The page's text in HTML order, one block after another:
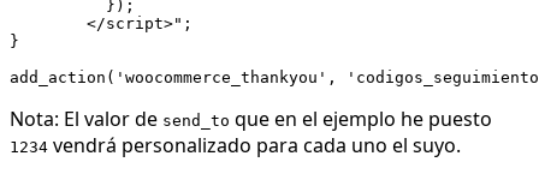
}
Nota: El valor de send_to que en el ejemplo he puesto
1234 vendrá personalizado para cada uno el suyo.